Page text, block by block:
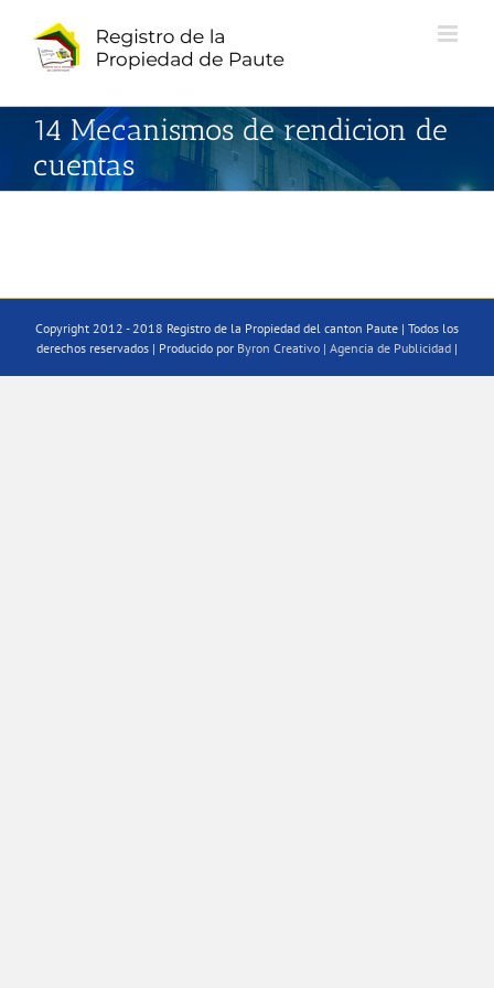
contenido
14 Mecanismos de rendicion de
cuentas
Copyright 2012 - 2018 Registro de la Propiedad del canton Paute | Todos los
derechos reservados | Producido por Byron Creativo | Agencia de Publicidad |